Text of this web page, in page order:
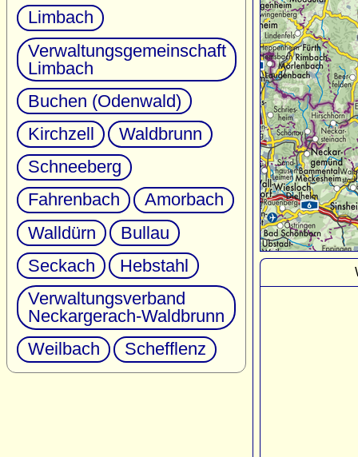
Limbach
Verwaltungsgemeinschaft
Limbach
Buchen (Odenwald)
Kirchzell
Waldbrunn
Schneeberg
Fahrenbach
Amorbach
Walldürn
Bullau
Seckach
Hebstahl
Verwaltungsverband
Neckargerach-Waldbrunn
Weilbach
Schefflenz